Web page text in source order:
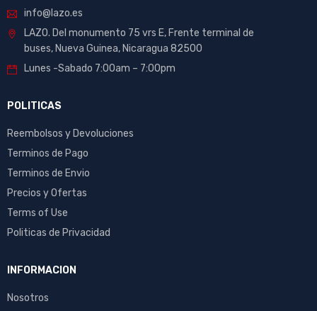
info@lazo.es
LAZO. Del monumento 75 vrs E, Frente terminal de
buses, Nueva Guinea, Nicaragua 82500
Lunes -Sabado 7:00am – 7:00pm
POLITICAS
Reembolsos y Devoluciones
Terminos de Pago
Terminos de Envio
Precios y Ofertas
Terms of Use
Politicas de Privacidad
INFORMACION
Nosotros